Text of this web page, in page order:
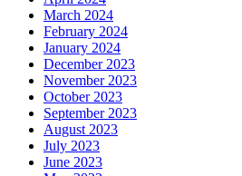
March 2024
February 2024
January 2024
December 2023
November 2023
October 2023
September 2023
August 2023
July 2023
June 2023